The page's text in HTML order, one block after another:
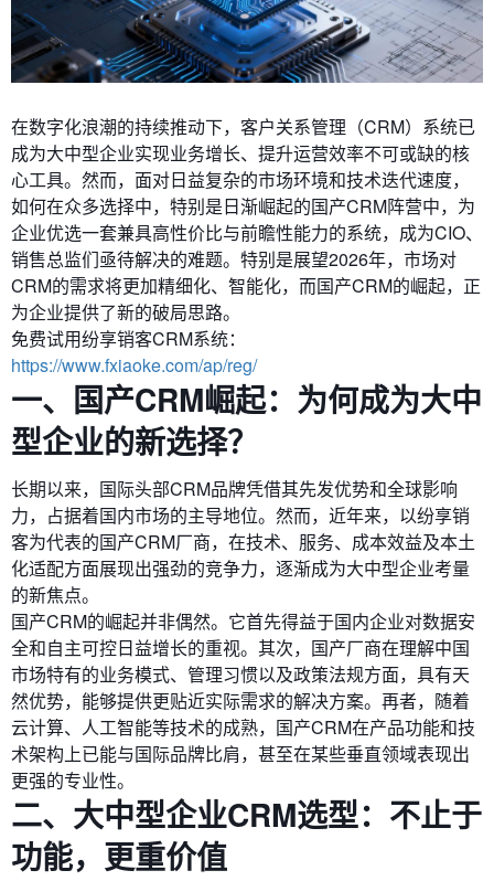
在数字化浪潮的持续推动下，客户关系管理（CRM）系统已
成为大中型企业实现业务增长、提升运营效率不可或缺的核
心工具。然而，面对日益复杂的市场环境和技术迭代速度，
如何在众多选择中，特别是日渐崛起的国产CRM阵营中，为
企业优选一套兼具高性价比与前瞻性能力的系统，成为CIO、
销售总监们亟待解决的难题。特别是展望2026年，市场对
CRM的需求将更加精细化、智能化，而国产CRM的崛起，正
为企业提供了新的破局思路。
免费试用纷享销客CRM系统：
https://www.fxiaoke.com/ap/reg/
一、国产CRM崛起：为何成为大中
型企业的新选择？
长期以来，国际头部CRM品牌凭借其先发优势和全球影响
力，占据着国内市场的主导地位。然而，近年来，以纷享销
客为代表的国产CRM厂商，在技术、服务、成本效益及本土
化适配方面展现出强劲的竞争力，逐渐成为大中型企业考量
的新焦点。
国产CRM的崛起并非偶然。它首先得益于国内企业对数据安
全和自主可控日益增长的重视。其次，国产厂商在理解中国
市场特有的业务模式、管理习惯以及政策法规方面，具有天
然优势，能够提供更贴近实际需求的解决方案。再者，随着
云计算、人工智能等技术的成熟，国产CRM在产品功能和技
术架构上已能与国际品牌比肩，甚至在某些垂直领域表现出
更强的专业性。
二、大中型企业CRM选型：不止于
功能，更重价值